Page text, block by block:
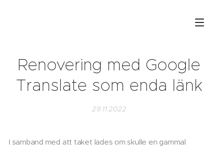
Renovering med Google
Translate som enda länk
29.11.2022
I samband med att taket lades om skulle en gammal